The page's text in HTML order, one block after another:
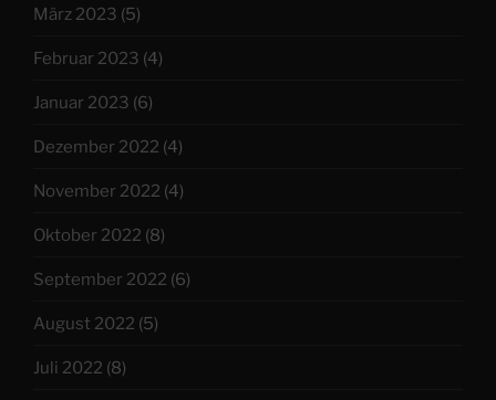
März 2023 (5)
Februar 2023 (4)
Januar 2023 (6)
Dezember 2022 (4)
November 2022 (4)
Oktober 2022 (8)
September 2022 (6)
August 2022 (5)
Juli 2022 (8)